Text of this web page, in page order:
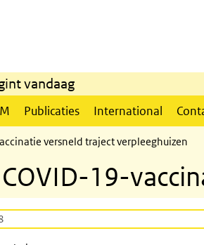
vandaag
Publicaties International
versneld traject verpleeghuizen
19-